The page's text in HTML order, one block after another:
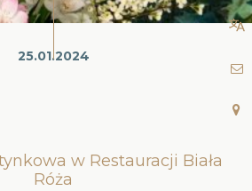
25.01.2024
w Restauracji Biała
Róża